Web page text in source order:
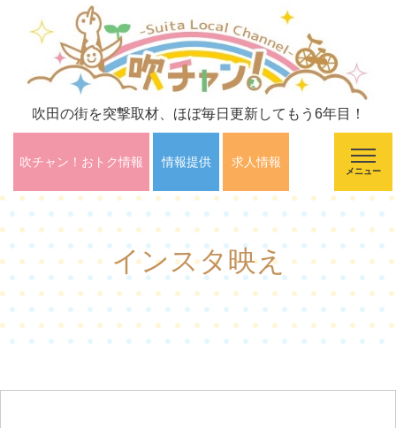
吹田の街を突撃取材、ほぼ毎日更新してもう6年目！
吹チャン！おトク情報 情報提供 求人情報
メニュー
インスタ映え